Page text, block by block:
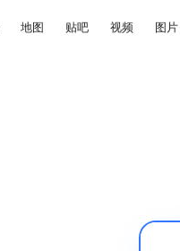
地图 贴吧 视频 图片